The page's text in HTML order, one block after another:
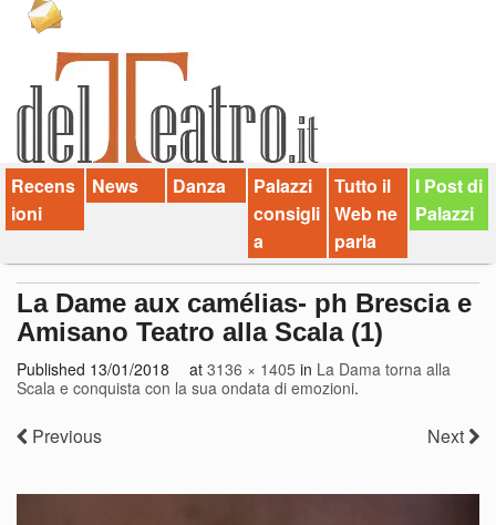
Video
Chi siamo
Contatti
dT in English
Recens
ioni
News Danza
Palazzi
consigli
a
Tutto il
Web ne
parla
I Post di
Palazzi
La Dame aux camélias- ph Brescia e
Amisano Teatro alla Scala (1)
Published 13/01/2018 at 3136 × 1405 in La Dama torna alla
Scala e conquista con la sua ondata di emozioni.
Previous Next